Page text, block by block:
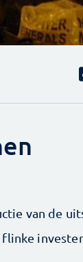
van de